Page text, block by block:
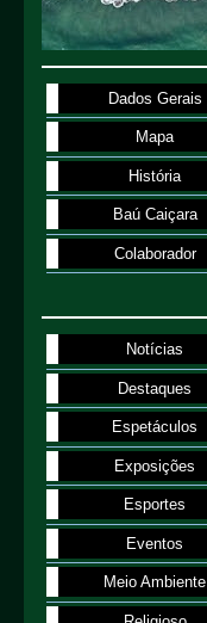
Dados Gerais
Mapa
História
Baú Caiçara
Colaborador
Notícias
Destaques
Espetáculos
Exposições
Esportes
Eventos
Meio Ambiente